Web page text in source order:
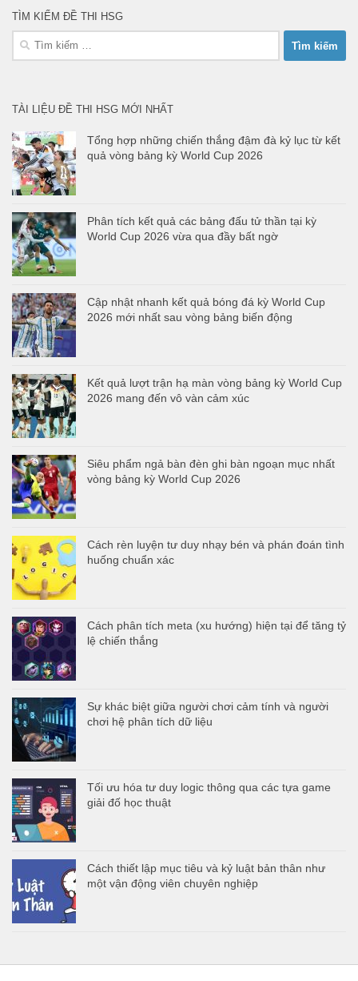
TÌM KIẾM ĐỀ THI HSG
Tìm
kiếm
TÀI LIỆU ĐỀ THI HSG MỚI NHẤT
Tổng hợp những chiến thắng đậm đà kỷ lục từ kết
quả vòng bảng kỳ World Cup 2026
Phân tích kết quả các bảng đấu tử thần tại kỳ
World Cup 2026 vừa qua đầy bất ngờ
Cập nhật nhanh kết quả bóng đá kỳ World Cup
2026 mới nhất sau vòng bảng biến động
Kết quả lượt trận hạ màn vòng bảng kỳ World Cup
2026 mang đến vô vàn cảm xúc
Siêu phẩm ngả bàn đèn ghi bàn ngoạn mục nhất
vòng bảng kỳ World Cup 2026
Cách rèn luyện tư duy nhạy bén và phán đoán tình
huống chuẩn xác
Cách phân tích meta (xu hướng) hiện tại để tăng tỷ
lệ chiến thắng
Sự khác biệt giữa người chơi cảm tính và người
chơi hệ phân tích dữ liệu
Tối ưu hóa tư duy logic thông qua các tựa game
giải đố học thuật
Cách thiết lập mục tiêu và kỷ luật bản thân như
một vận động viên chuyên nghiệp